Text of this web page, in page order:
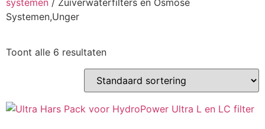
systemen / Zuiverwaterfilters en Osmose
Systemen,Unger
Toont alle 6 resultaten